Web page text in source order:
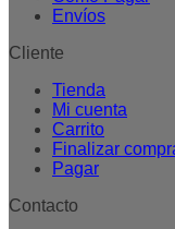
Envíos
Cliente
Tienda
Mi cuenta
Carrito
Finalizar
Pagar
Contacto